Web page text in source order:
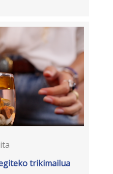
trikimailua